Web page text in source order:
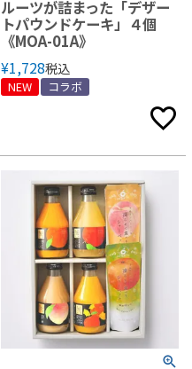
ルーツが詰まった「デザー
トパウンドケーキ」４個
《MOA-01A》
¥1,728税込
NEW コラボ